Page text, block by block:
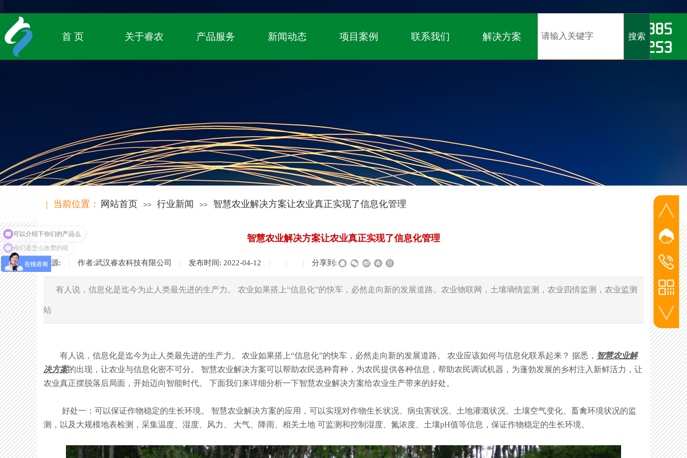
首 页 关于睿农 产品服务 新闻动态 项目案例 联系我们 解决方案 搜索
网站首页 >> 行业新闻 >> 智慧农业解决方案让农业真正实现了信息化管理
| 当前位置：
智慧农业解决方案让农业真正实现了信息化管理
来源: | 作者:武汉睿农科技有限公司 | 发布时间: 2022-04-12 | | | 分享到:
有人说，信息化是迄今为止人类最先进的生产力。 农业如果搭上“信息化”的快车，必然走向新的发展道路。农业物联网，土壤墒情监测，农业四情监测，农业监测
站
有人说，信息化是迄今为止人类最先进的生产力。 农业如果搭上“信息化”的快车，必然走向新的发展道路。 农业应该如何与信息化联系起来？ 据悉， 智慧农业解
决方案的出现，让农业与信息化密不可分。 智慧农业解决方案可以帮助农民选种育种，为农民提供各种信息，帮助农民调试机器，为蓬勃发展的乡村注入新鲜活力，让
农业真正摆脱落后局面，开始迈向智能时代。 下面我们来详细分析一下智慧农业解决方案给农业生产带来的好处。
好处一：可以保证作物稳定的生长环境。 智慧农业解决方案的应用，可以实现对作物生长状况、病虫害状况、土地灌溉状况、土壤空气变化、畜禽环境状况的监
测，以及大规模地表检测，采集温度、湿度、风力、 大气、降雨、相关土地 可监测和控制湿度、氮浓度、土壤pH值等信息，保证作物稳定的生长环境。
网站客
杨
洪经
洪经理
186-
杨经理
136-
李工
130-
添加微信
联系电话
可以介绍下你们的产品么